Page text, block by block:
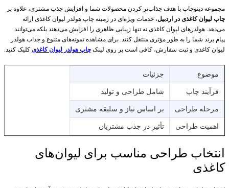
مجموعه دینوچاپ با هدف جذاب‌تر کردن محصولات شما و افزایش جذب مشتری، علاوه بر
چاپ لیوان کاغذی در اردبیل، خدمات ویژه‌ای در زمینه چاپ هولدر لیوان کاغذی ارائه
می‌دهد. هولدرهای لیوان کاغذی نه تنها زیبایی ظاهری را افزایش می‌دهند بلکه می‌توانند
پیام برند شما را به طور مؤثری منتقل کنند. برای مشاهده نمونه‌های متنوع و جذاب هولدر
لیوان کاغذی و ثبت سفارش، کافی است بر روی لینک چاپ هولدر لیوان کاغذی کلیک کنید.
موضوع جزئیات
فرآیند چاپ شامل طراحی و تولید
مرحله طراحی بر اساس نیاز و سلیقه مشتری
اهمیت طراحی تأثیر در جذب مشتریان
انتخاب طراحی مناسب برای لیوان‌های
کاغذی